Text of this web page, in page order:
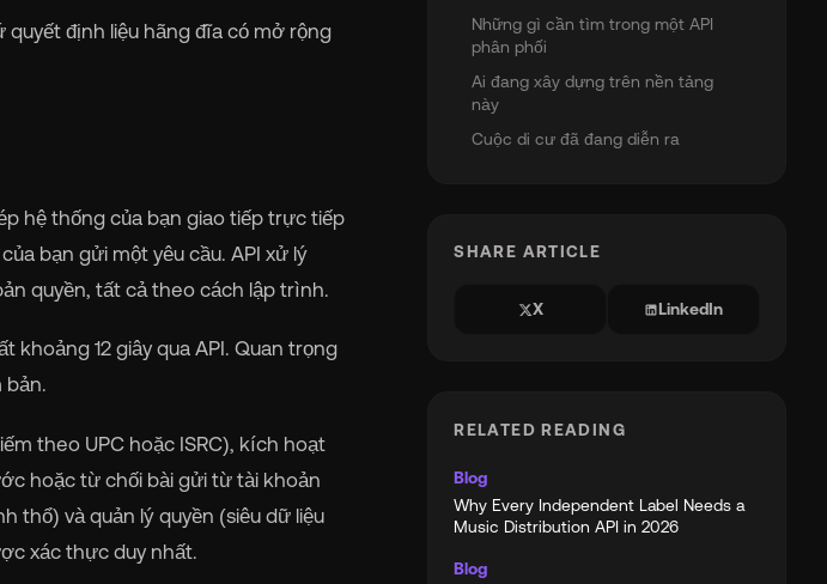
định liệu hãng đĩa có mở rộng
hệ thống của bạn giao tiếp trực tiếp
bạn gửi một yêu cầu. API xử lý
quyền, tất cả theo cách lập trình.
12 giây qua API. Quan trọng
bản.
theo UPC hoặc ISRC), kích hoạt
hoặc từ chối bài gửi từ tài khoản
thổ) và quản lý quyền (siêu dữ liệu
xác thực duy nhất.
Những gì cần tìm trong một API
phân phối
Ai đang xây dựng trên nền tảng
này
Cuộc di cư đã đang diễn ra
SHARE ARTICLE
X LinkedIn
RELATED READING
Blog
Why Every Independent Label Needs a
Music Distribution API in 2026
Blog